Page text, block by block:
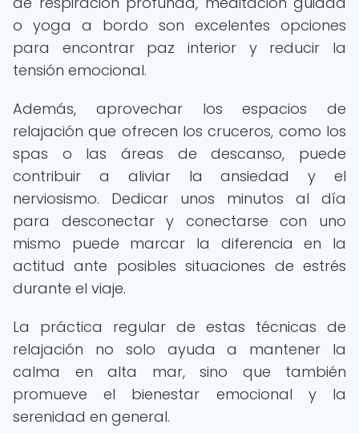
o yoga a bordo son excelentes opciones
para encontrar paz interior y reducir la
tensión emocional.
Además, aprovechar los espacios de
relajación que ofrecen los cruceros, como los
spas o las áreas de descanso, puede
contribuir a aliviar la ansiedad y el
nerviosismo. Dedicar unos minutos al día
para desconectar y conectarse con uno
mismo puede marcar la diferencia en la
actitud ante posibles situaciones de estrés
durante el viaje.
La práctica regular de estas técnicas de
relajación no solo ayuda a mantener la
calma en alta mar, sino que también
promueve el bienestar emocional y la
serenidad en general.